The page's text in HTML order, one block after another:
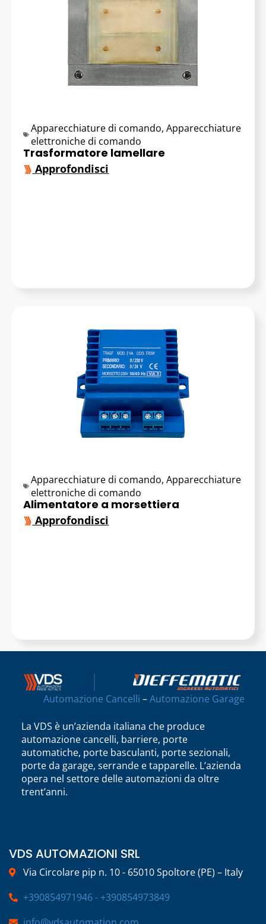
Apparecchiature di comando,Apparecchiature
elettroniche di comando
Trasformatore lamellare
Approfondisci
Apparecchiature di comando,Apparecchiature
elettroniche di comando
Alimentatore a morsettiera
Approfondisci
Automazione Cancelli –Automazione Garage
La VDS è un’azienda italiana che produce
automazione cancelli, barriere, porte
automatiche, porte basculanti, porte sezionali,
porte da garage, serrande e tapparelle. L’azienda
opera nel settore delle automazioni da oltre
trent’anni.
VDS AUTOMAZIONI SRL
Via Circolare pip n. 10 - 65010 Spoltore (PE) – Italy
+390854971946 - +390854973849